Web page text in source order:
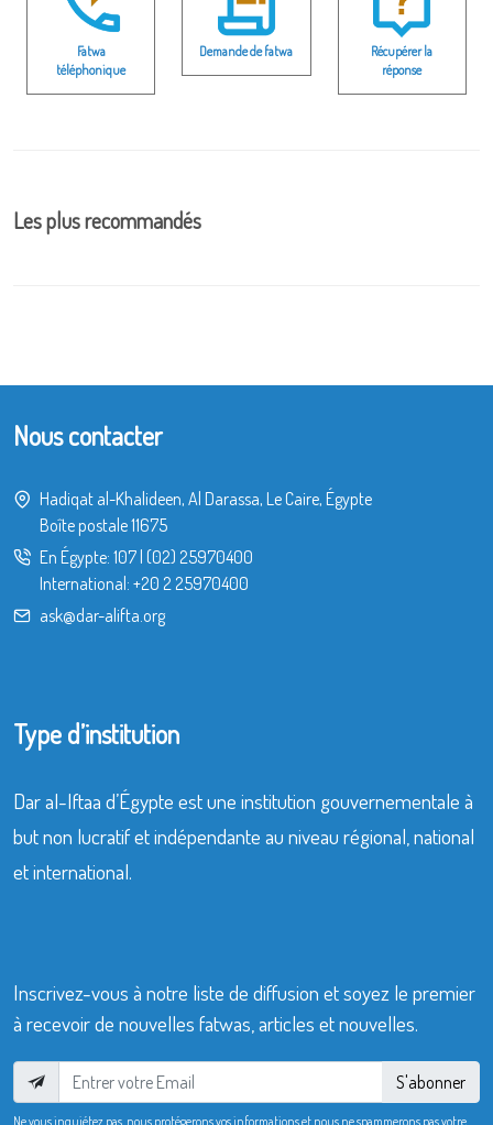
Fatwa
téléphonique
Demande de fatwa
Récupérer la
réponse
Les plus recommandés
Nous contacter
Hadiqat al-Khalideen, Al Darassa, Le Caire, Égypte
Boîte postale 11675
En Égypte: 107| (02) 25970400
International: +20 2 25970400
ask@dar-alifta.org
Type d’institution
Dar al-Iftaa d’Égypte est une institution gouvernementale à
but non lucratif et indépendante au niveau régional, national
et international.
Inscrivez-vous à notre liste de diffusion et soyez le premier
à recevoir de nouvelles fatwas, articles et nouvelles.
S'abonner
Ne vous inquiétez pas, nous protégerons vos informations et nous ne spammerons pas votre